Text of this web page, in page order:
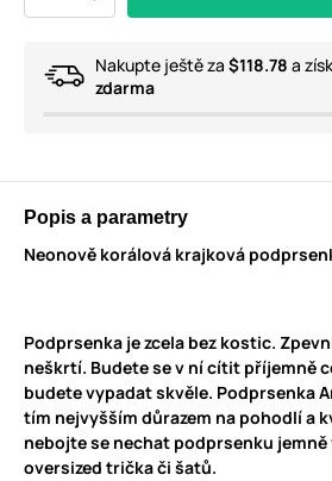
Nakupte ještě za $118.78 a
zdarma
Popis a parametry
Neonově korálová krajková
Podprsenka je zcela bez kostic.
neškrtí. Budete se v ní cítit příjemně
budete vypadat skvěle. Podprsenka
tím nejvyšším důrazem na pohodlí a
nebojte se nechat podprsenku
oversized trička či šatů.